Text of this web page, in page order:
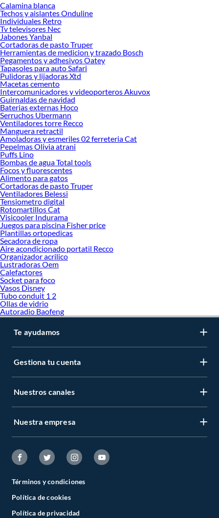
neutros que se integran fácilmente sin alterar la estética de tu espacio. Algunos
modelos incluso ofrecen acabados especiales que resisten la humedad o se
ajustan mejor a pisos de cerámica, madera o vinilo. Esta diversidad permite que
cada usuario encuentre una solución personalizada según sus necesidades.
Al momento de elegir, es importante considerar el tipo de alfombra que tienes, el
tamaño del área y el tipo de piso donde se colocará. Un antideslizante para
alfombras no solo evita accidentes, también facilita la limpieza y mantiene la
forma original de la alfombra por más tiempo. Si buscas una opción que combine
funcionalidad y estética, hay modelos que se cortan fácilmente a medida, sin
dejar residuos ni dañar el suelo.
Descubre cuál se adapta mejor a ti y mejora la seguridad de tus espacios con una
solución práctica y duradera. Explora nuestras colecciones disponibles y
conoce más sobre sus beneficios para tomar una decisión informada y acertada.
Complementa tu compra con estos productos:
Alfombras
Alfombras
Tapete
Calamina blanca
Techos y aislantes Onduline
Individuales Retro
Tv televisores Nec
Jabones Yanbal
Cortadoras de pasto Truper
Herramientas de medicion y trazado Bosch
Pegamentos y adhesivos Oatey
Tapasoles para auto Safari
Pulidoras y lijadoras Xtd
Macetas cemento
Intercomunicadores y videoporteros Akuvox
Guirnaldas de navidad
Baterias externas Hoco
Serruchos Ubermann
Ventiladores torre Recco
Manguera retractil
Amoladoras y esmeriles 02 ferreteria Cat
Pepelmas Olivia atrani
Puffs Lino
Bombas de agua Total tools
Focos y fluorescentes
Alimento para gatos
Cortadoras de pasto Truper
Ventiladores Belessi
Tensiometro digital
Rotomartillos Cat
Visicooler Indurama
Juegos para piscina Fisher price
Plantillas ortopedicas
Secadora de ropa
Aire acondicionado portatil Recco
Organizador acrilico
Lustradoras Oem
Calefactores
Socket para foco
Vasos Disney
Tubo conduit 1 2
Ollas de vidrio
Autoradio Baofeng
Te ayudamos
Gestiona tu cuenta
Nuestros canales
Nuestra empresa
Términos y condiciones
Política de cookies
Política de privacidad